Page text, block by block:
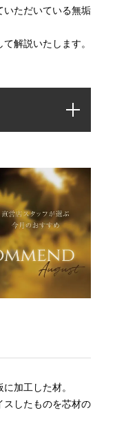
いただいている無垢
解説いたします。
加工した材。
スしたものを芯材の